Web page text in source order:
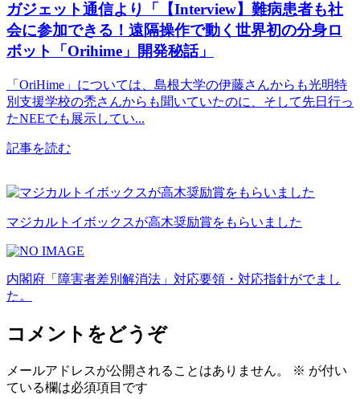
ガジェット通信より「【Interview】難病患者も社
会に参加できる！遠隔操作で動く世界初の分身ロ
ボット「Orihime」開発秘話」
「OriHime」については、島根大学の伊藤さんからも光明特
別支援学校の禿さんからも聞いていたのに、そして先日行っ
たNEEでも展示してい...
記事を読む
マジカルトイボックスが高木奨励賞をもらいました
内閣府「障害者差別解消法」対応要領・対応指針がでまし
た。
コメントをどうぞ
メールアドレスが公開されることはありません。 ※ が付い
ている欄は必須項目です